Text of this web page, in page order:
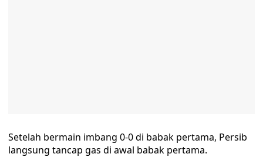
Setelah bermain imbang 0-0 di babak pertama, Persib
langsung tancap gas di awal babak pertama.